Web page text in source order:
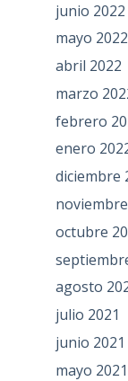
junio 2022
mayo 2022
abril 2022
marzo
febrero
enero
diciembre
octubre
agosto
julio 2021
junio 2021
mayo 2021